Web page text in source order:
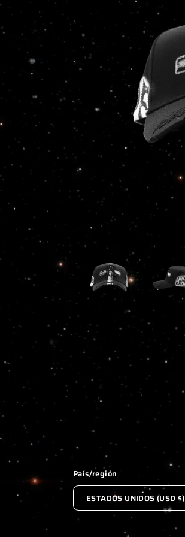
ELEMENTO
MODAL
País/región
ESTADOS UNIDOS (USD $)